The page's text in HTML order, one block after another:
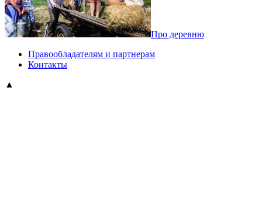
Про деревню
Правообладателям и партнерам
Контакты
▲